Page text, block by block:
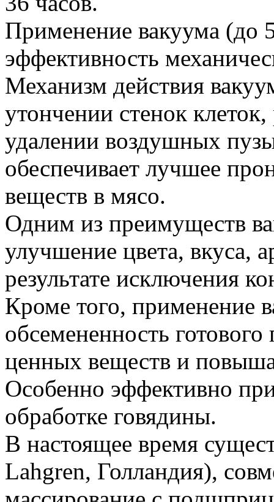
Применение вакуума (до
эффективность
Механизм действия
утончении стенок
удалении воздушных
обеспечивает лучшее
веществ в мясо.
Одним из преимуществ
улучшение цвета, вкуса,
результате исключения
Кроме того, применение
обсемененность
ценных веществ и
Особенно эффективно
обработке говядины.
В настоящее время
Lahgren, Голландия),